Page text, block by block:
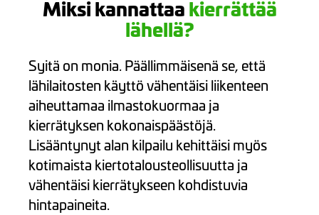
Miksi kannattaakierrättää
lähellä?
Syitä on monia. Päällimmäisenä se, että
lähilaitosten käyttö vähentäisi liikenteen
aiheuttamaa ilmastokuormaa ja
kierrätyksen kokonaispäästöjä.
Lisääntynyt alan kilpailu kehittäisi myös
kotimaista kiertotalousteollisuutta ja
vähentäisi kierrätykseen kohdistuvia
hintapaineita.